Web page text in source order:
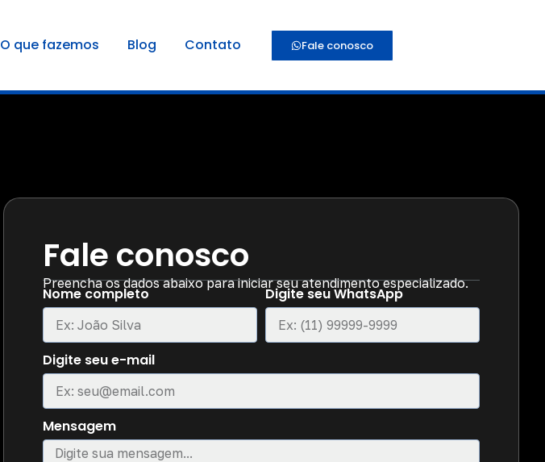
O que fazemos Blog Contato Fale conosco
Fale conosco
Preencha os dados abaixo para iniciar seu atendimento especializado.
Nome completo Digite seu WhatsApp
Digite seu e-mail
Mensagem